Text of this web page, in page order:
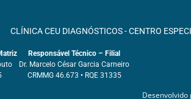
CLÍNICA CEU DIAGNÓSTICOS - CENTRO
Responsável Técnico – Filial
Dr. Marcelo César Garcia Carneiro
CRMMG 46.673 • RQE 31335
Desenvolvido